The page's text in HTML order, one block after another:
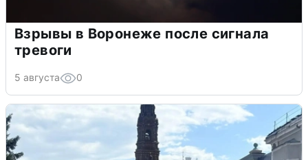
Взрывы в Воронеже после сигнала
тревоги
5 августа 0